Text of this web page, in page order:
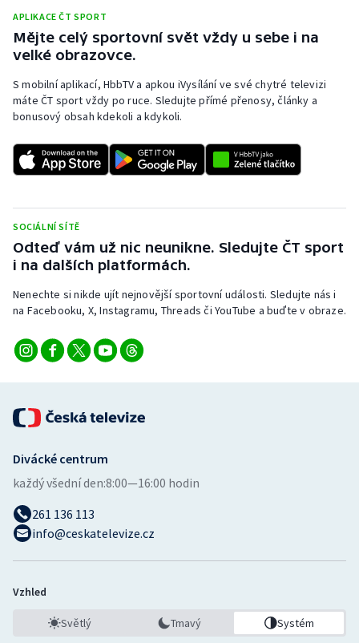
APLIKACE ČT SPORT
Mějte celý sportovní svět vždy u sebe i na
velké obrazovce.
S mobilní aplikací, HbbTV a apkou iVysílání ve své chytré televizi
máte ČT sport vždy po ruce. Sledujte přímé přenosy, články a
bonusový obsah kdekoli a kdykoli.
SOCIÁLNÍ SÍTĚ
Odteď vám už nic neunikne. Sledujte ČT sport
i na dalších platformách.
Nenechte si nikde ujít nejnovější sportovní události. Sledujte nás i
na Facebooku, X, Instagramu, Threads či YouTube a buďte v obraze.
Divácké centrum
každý všední den:8:00—16:00 hodin
261 136 113
info@ceskatelevize.cz
Vzhled
Světlý Tmavý Systém